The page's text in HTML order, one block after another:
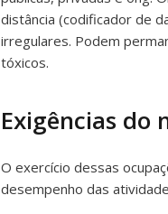
distância (codificador de
irregulares. Podem
tóxicos.
Exigências do
O exercício dessas
desempenho das